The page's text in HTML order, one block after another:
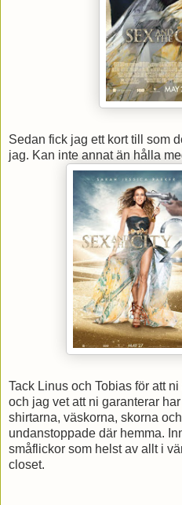
Sedan fick jag ett kort till som
jag. Kan inte annat än hålla
Tack Linus och Tobias för att
och jag vet att ni garanterar
shirtarna, väskorna, skorna
undanstoppade där hemma.
småflickor som helst av allt i
closet.